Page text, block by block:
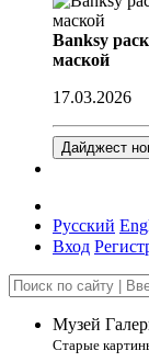
Banksy
маской
17.03.2026
Дайджест
Русский
Вход
Музей
Старые